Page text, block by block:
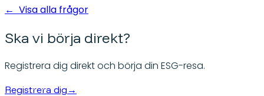
← Visa alla frågor
Ska vi börja direkt?
Registrera dig direkt och börja din ESG-resa.
Registrera dig →